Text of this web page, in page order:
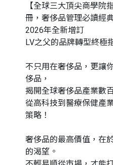
【全球三大頂尖商學院
冊，奢侈品管理必讀經典
2026年全新增訂
LV之父的品牌轉型終極
不只用在奢侈品，更讓
侈品，
揭開全球奢侈品產業數
從高科技到醫療保健產
策略！
奢侈品的最高價值，在
的渴望。